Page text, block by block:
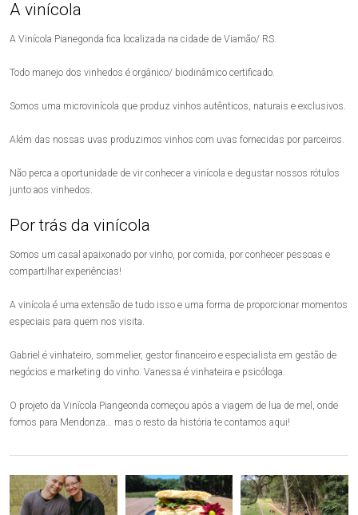
A vinícola
A Vinícola Pianegonda fica localizada na cidade de Viamão/ RS.
Todo manejo dos vinhedos é orgânico/ biodinâmico certificado.
Somos uma microvinícola que produz vinhos autênticos, naturais e exclusivos.
Além das nossas uvas produzimos vinhos com uvas fornecidas por parceiros.
Não perca a oportunidade de vir conhecer a vinícola e degustar nossos rótulos
junto aos vinhedos.
Por trás da vinícola
Somos um casal apaixonado por vinho, por comida, por conhecer pessoas e
compartilhar experiências!
A vinícola é uma extensão de tudo isso e uma forma de proporcionar momentos
especiais para quem nos visita.
Gabriel é vinhateiro, sommelier, gestor financeiro e especialista em gestão de
negócios e marketing do vinho. Vanessa é vinhateira e psicóloga.
O projeto da Vinícola Piangeonda começou após a viagem de lua de mel, onde
fomos para Mendonza… mas o resto da história te contamos aqui!